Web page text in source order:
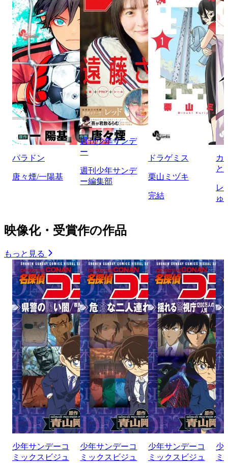
パラドン
唐々煙/一陽基
週刊少年サンデ
ー
週刊少年サンデ
ー編集部
ドラゲミス
栗山ミヅキ
完結
カ
と
レ
ゅ
映像化・受賞作の作品
もっと見る
少年サンデーコ
ミックスビジュ
少年サンデーコ
ミックスビジュ
少年サンデーコ
ミックスビジュ
少
ミ